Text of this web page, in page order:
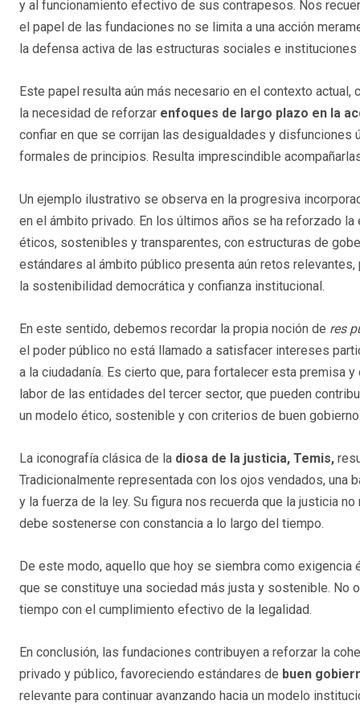
y al funcionamiento efectivo de sus contrapesos. Nos
el papel de las fundaciones no se limita a una acción
la defensa activa de las estructuras sociales e
Este papel resulta aún más necesario en el contexto
la necesidad de reforzar enfoques de largo plazo en la
confiar en que se corrijan las desigualdades y
formales de principios. Resulta imprescindible
Un ejemplo ilustrativo se observa en la progresiva
en el ámbito privado. En los últimos años se ha reforzado
éticos, sostenibles y transparentes, con estructuras de
estándares al ámbito público presenta aún retos
la sostenibilidad democrática y confianza institucional.
En este sentido, debemos recordar la propia noción de res
el poder público no está llamado a satisfacer intereses
a la ciudadanía. Es cierto que, para fortalecer esta premisa
labor de las entidades del tercer sector, que pueden
un modelo ético, sostenible y con criterios de buen
La iconografía clásica de la diosa de la justicia, Temis,
Tradicionalmente representada con los ojos vendados, una
y la fuerza de la ley. Su figura nos recuerda que la justicia
debe sostenerse con constancia a lo largo del tiempo.
De este modo, aquello que hoy se siembra como
que se constituye una sociedad más justa y sostenible.
tiempo con el cumplimiento efectivo de la legalidad.
En conclusión, las fundaciones contribuyen a reforzar la
privado y público, favoreciendo estándares de buen
relevante para continuar avanzando hacia un modelo